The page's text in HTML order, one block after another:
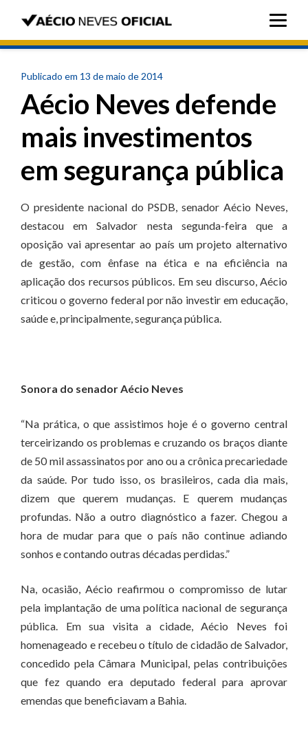
Publicado em 13 de maio de 2014
Aécio Neves defende
mais investimentos
em segurança pública
O presidente nacional do PSDB, senador Aécio Neves,
destacou em Salvador nesta segunda-feira que a
oposição vai apresentar ao país um projeto alternativo
de gestão, com ênfase na ética e na eficiência na
aplicação dos recursos públicos. Em seu discurso, Aécio
criticou o governo federal por não investir em educação,
saúde e, principalmente, segurança pública.
Sonora do senador Aécio Neves
“Na prática, o que assistimos hoje é o governo central
terceirizando os problemas e cruzando os braços diante
de 50 mil assassinatos por ano ou a crônica precariedade
da saúde. Por tudo isso, os brasileiros, cada dia mais,
dizem que querem mudanças. E querem mudanças
profundas. Não a outro diagnóstico a fazer. Chegou a
hora de mudar para que o país não continue adiando
sonhos e contando outras décadas perdidas.”
Na, ocasião, Aécio reafirmou o compromisso de lutar
pela implantação de uma política nacional de segurança
pública. Em sua visita a cidade, Aécio Neves foi
homenageado e recebeu o título de cidadão de Salvador,
concedido pela Câmara Municipal, pelas contribuições
que fez quando era deputado federal para aprovar
emendas que beneficiavam a Bahia.